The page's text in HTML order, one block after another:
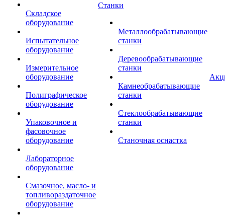
Складское
оборудование
Испытательное
оборудование
Измерительное
оборудование
Полиграфическое
оборудование
Упаковочное и
фасовочное
оборудование
Лабораторное
оборудование
Смазочное, масло- и
топливораздаточное
оборудование
Станки
Металлообрабатывающие
станки
Деревообрабатывающие
станки
Камнеобрабатывающие
станки
Стеклообрабатывающие
станки
Станочная оснастка